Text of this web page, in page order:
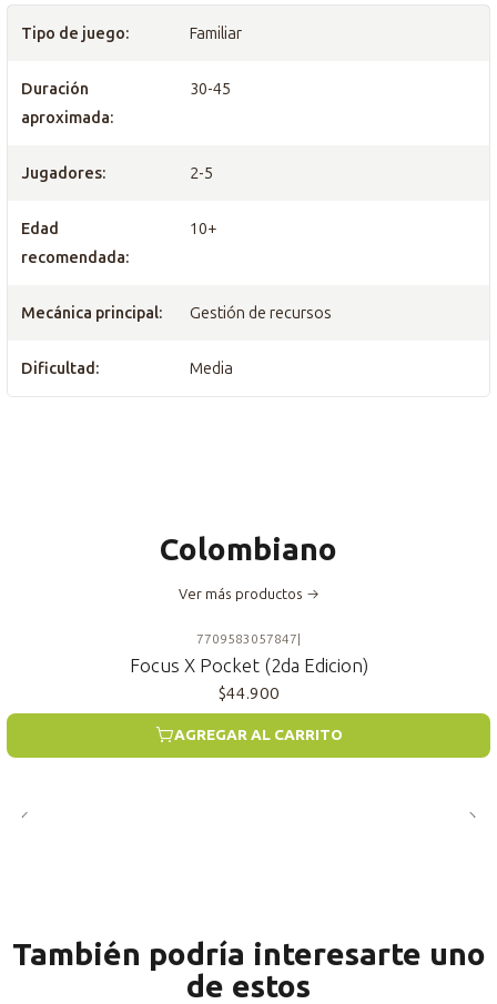
Tipo de juego: Familiar
Duración
aproximada:
30-45
Jugadores: 2-5
Edad
recomendada:
10+
Mecánica principal: Gestión de recursos
Dificultad: Media
Colombiano
Ver más productos
7709583057847
Focus X Pocket (2da Edicion)
$44.900
AGREGAR AL CARRITO
También podría interesarte uno
de estos